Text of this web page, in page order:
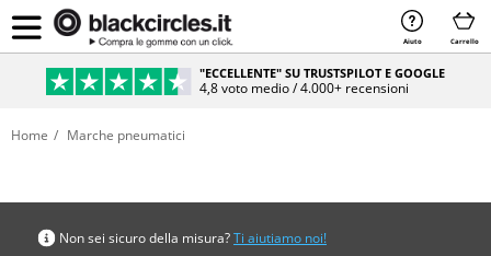
Aiuto Carrello
"ECCELLENTE" SU TRUSTSPILOT E GOOGLE
4,8 voto medio / 4.000+ recensioni
Home Marche pneumatici
Non sei sicuro della misura?Ti aiutiamo noi!